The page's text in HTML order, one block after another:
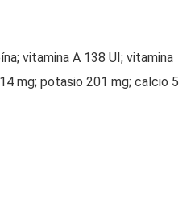
vitamina A 138 UI; vitamina
mg; potasio 201 mg; calcio 5